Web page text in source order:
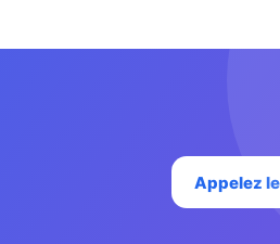
Appelez